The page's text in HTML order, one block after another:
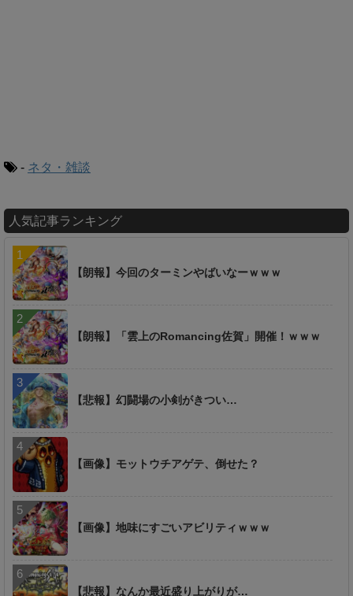
- ネタ・雑談
人気記事ランキング
【朗報】今回のターミンやばいなーｗｗｗ
【朗報】「雲上のRomancing佐賀」開催！ｗｗｗ
【悲報】幻闘場の小剣がきつい…
【画像】モットウチアゲテ、倒せた？
【画像】地味にすごいアビリティｗｗｗ
【悲報】なんか最近盛り上がりが…